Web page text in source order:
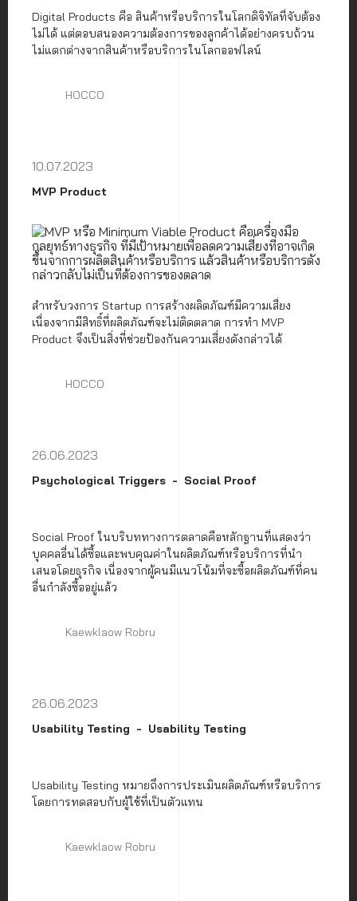
Digital Products คือ สินค้าหรือบริการในโลกดิจิทัลที่จับต้อง
ไม่ได้ แต่ตอบสนองความต้องการของลูกค้าได้อย่างครบถ้วน
ไม่แตกต่างจากสินค้าหรือบริการในโลกออฟไลน์
HOCCO
10.07.2023
MVP Product
สำหรับวงการ Startup การสร้างผลิตภัณฑ์มีความเสี่ยง
เนื่องจากมีสิทธิ์ที่ผลิตภัณฑ์จะไม่ติดตลาด การทำ MVP
Product จึงเป็นสิ่งที่ช่วยป้องกันความเสี่ยงดังกล่าวได้
HOCCO
26.06.2023
Psychological Triggers Social Proof
Social Proof ในบริบททางการตลาดคือหลักฐานที่แสดงว่า
บุคคลอื่นได้ซื้อและพบคุณค่าในผลิตภัณฑ์หรือบริการที่นำ
เสนอโดยธุรกิจ เนื่องจากผู้คนมีแนวโน้มที่จะซื้อผลิตภัณฑ์ที่คน
อื่นกำลังซื้ออยู่แล้ว
Kaewklaow Robru
26.06.2023
Usability Testing Usability Testing
Usability Testing หมายถึงการประเมินผลิตภัณฑ์หรือบริการ
โดยการทดสอบกับผู้ใช้ที่เป็นตัวแทน
Kaewklaow Robru